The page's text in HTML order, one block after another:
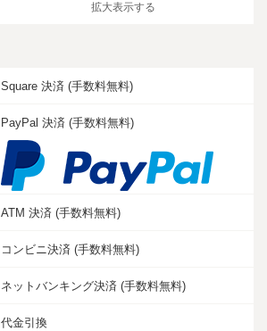
拡大表示する
Square 決済 (手数料無料)
PayPal 決済 (手数料無料)
ATM 決済 (手数料無料)
コンビニ決済 (手数料無料)
ネットバンキング決済 (手数料無料)
代金引換